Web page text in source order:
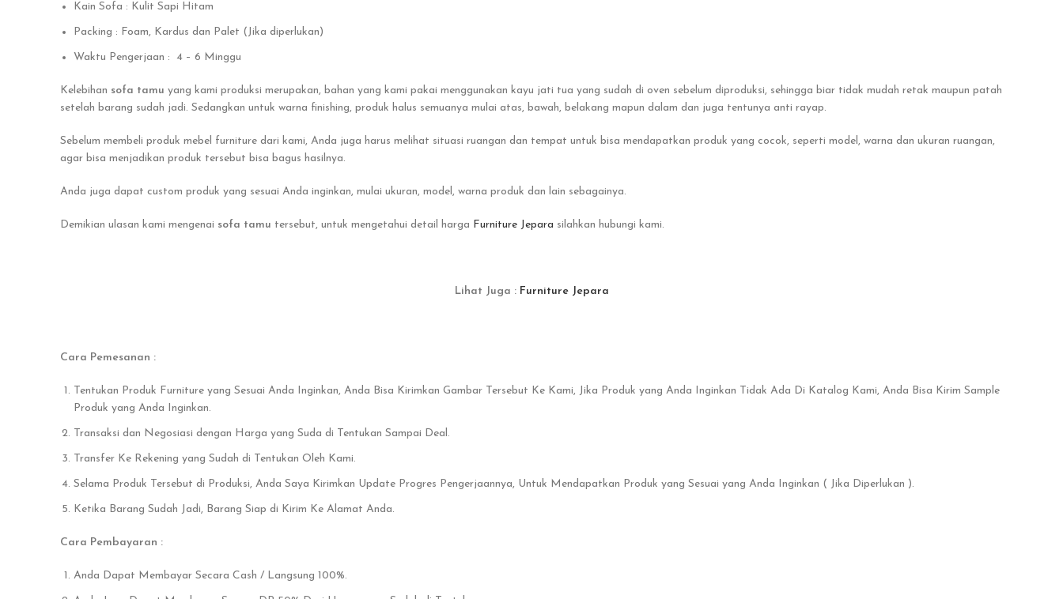
Kain Sofa : Kulit Sapi Hitam
Packing : Foam, Kardus dan Palet (Jika diperlukan)
Waktu Pengerjaan : 4 – 6 Minggu
Kelebihan sofa tamu yang kami produksi merupakan, bahan yang kami pakai menggunakan kayu jati tua yang sudah di oven sebelum diproduksi, sehingga biar tidak mudah retak maupun patah
setelah barang sudah jadi. Sedangkan untuk warna finishing, produk halus semuanya mulai atas, bawah, belakang mapun dalam dan juga tentunya anti rayap.
Sebelum membeli produk mebel furniture dari kami, Anda juga harus melihat situasi ruangan dan tempat untuk bisa mendapatkan produk yang cocok, seperti model, warna dan ukuran ruangan,
agar bisa menjadikan produk tersebut bisa bagus hasilnya.
Anda juga dapat custom produk yang sesuai Anda inginkan, mulai ukuran, model, warna produk dan lain sebagainya.
Demikian ulasan kami mengenai sofa tamu tersebut, untuk mengetahui detail harga Furniture Jepara silahkan hubungi kami.
Lihat Juga : Furniture Jepara
Cara Pemesanan :
Tentukan Produk Furniture yang Sesuai Anda Inginkan, Anda Bisa Kirimkan Gambar Tersebut Ke Kami, Jika Produk yang Anda Inginkan Tidak Ada Di Katalog Kami, Anda Bisa Kirim Sample
Produk yang Anda Inginkan.
Transaksi dan Negosiasi dengan Harga yang Suda di Tentukan Sampai Deal.
Transfer Ke Rekening yang Sudah di Tentukan Oleh Kami.
Selama Produk Tersebut di Produksi, Anda Saya Kirimkan Update Progres Pengerjaannya, Untuk Mendapatkan Produk yang Sesuai yang Anda Inginkan ( Jika Diperlukan ).
Ketika Barang Sudah Jadi, Barang Siap di Kirim Ke Alamat Anda.
Cara Pembayaran :
Anda Dapat Membayar Secara Cash / Langsung 100%.